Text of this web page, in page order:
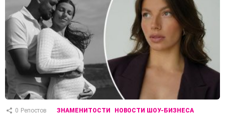
0 Репостов ЗНАМЕНИТОСТИ НОВОСТИ ШОУ-БИЗНЕСА